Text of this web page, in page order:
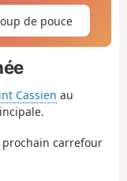
de pouce
Cassien au
carrefour